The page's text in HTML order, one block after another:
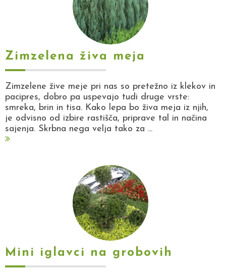
Zimzelena živa meja
Zimzelene žive meje pri nas so pretežno iz klekov in
pacipres, dobro pa uspevajo tudi druge vrste:
smreka, brin in tisa. Kako lepa bo živa meja iz njih,
je odvisno od izbire rastišča, priprave tal in načina
sajenja. Skrbna nega velja tako za ...
Mini iglavci na grobovih